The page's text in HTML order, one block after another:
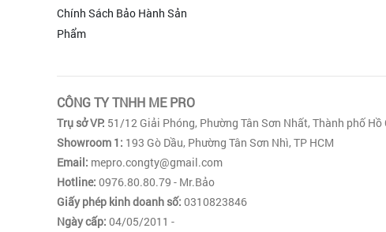
Chính Sách Bảo Hành Sản
Phẩm
CÔNG TY TNHH ME PRO
Trụ sở VP: 51/12 Giải Phóng, Phường Tân Sơn Nhất, Thành phố
Showroom 1: 193 Gò Dầu, Phường Tân Sơn Nhì, TP HCM
Email: mepro.congty@gmail.com
Hotline: 0976.80.80.79 - Mr.Bảo
Giấy phép kinh doanh số: 0310823846
Ngày cấp: 04/05/2011 -